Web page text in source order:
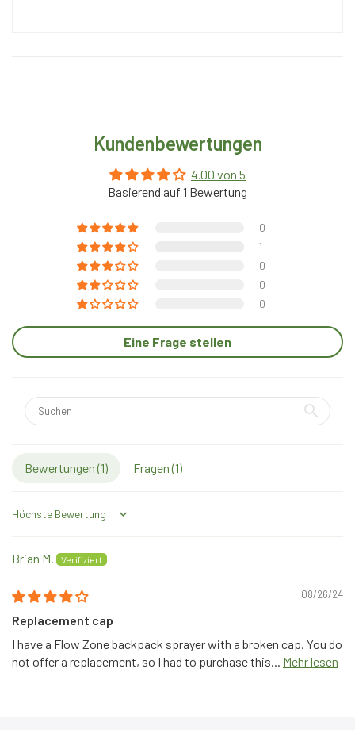
Kundenbewertungen
4.00 von 5
Basierend auf 1 Bewertung
0
1
0
0
0
Eine Frage stellen
Bewertungen (1) Fragen (1)
Sort by
Brian M.
08/26/24
Replacement cap
I have a Flow Zone backpack sprayer with a broken cap. You do
not offer a replacement, so I had to purchase this... Mehr lesen